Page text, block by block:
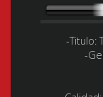
-Titulo:
-